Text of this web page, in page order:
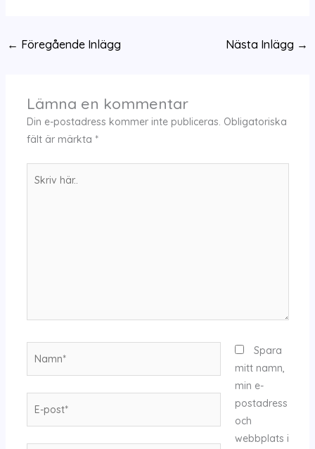
← Föregående Inlägg Nästa Inlägg →
Lämna en kommentar
Din e-postadress kommer inte publiceras. Obligatoriska
fält är märkta *
post*
Spara
mitt namn,
min e-
postadress
och
webbplats i